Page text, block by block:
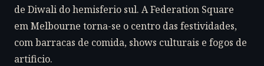
de Diwali do hemisferio sul. A Federation Square
em Melbourne torna-se o centro das festividades,
com barracas de comida, shows culturais e fogos de
artificio.